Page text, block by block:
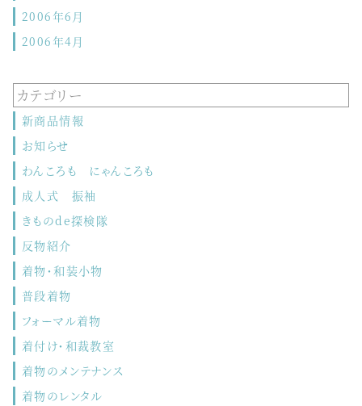
2006年6月
2006年4月
カテゴリー
新商品情報
お知らせ
わんころも にゃんころも
成人式 振袖
きものde探検隊
反物紹介
着物・和装小物
普段着物
フォーマル着物
着付け・和裁教室
着物のメンテナンス
着物のレンタル